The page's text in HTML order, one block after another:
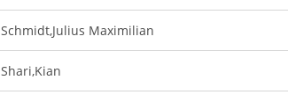
Schmidt,Julius Maximilian
Shari,Kian